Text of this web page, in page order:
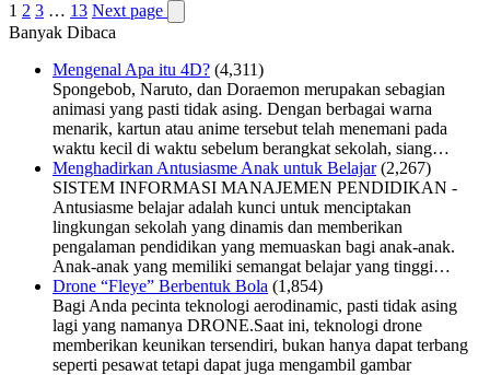
1 2 3 … 13 Next page
Banyak Dibaca
Mengenal Apa itu 4D? (4,311)
Spongebob, Naruto, dan Doraemon merupakan sebagian
animasi yang pasti tidak asing. Dengan berbagai warna
menarik, kartun atau anime tersebut telah menemani pada
waktu kecil di waktu sebelum berangkat sekolah, siang…
Menghadirkan Antusiasme Anak untuk Belajar (2,267)
SISTEM INFORMASI MANAJEMEN PENDIDIKAN -
Antusiasme belajar adalah kunci untuk menciptakan
lingkungan sekolah yang dinamis dan memberikan
pengalaman pendidikan yang memuaskan bagi anak-anak.
Anak-anak yang memiliki semangat belajar yang tinggi…
Drone “Fleye” Berbentuk Bola (1,854)
Bagi Anda pecinta teknologi aerodinamic, pasti tidak asing
lagi yang namanya DRONE.Saat ini, teknologi drone
memberikan keunikan tersendiri, bukan hanya dapat terbang
seperti pesawat tetapi dapat juga mengambil gambar